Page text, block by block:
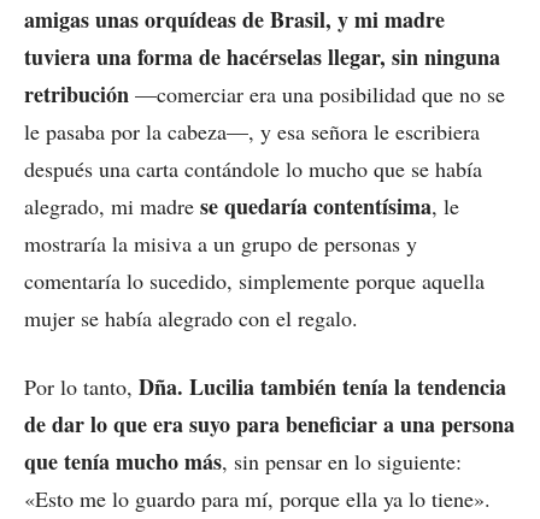
amigas unas orquídeas de Brasil, y mi madre
tuviera una forma de hacérselas llegar, sin ninguna
retribución —comerciar era una posibilidad que no se
le pasaba por la cabeza—, y esa señora le escribiera
después una carta contándole lo mucho que se había
alegrado, mi madre se quedaría contentísima, le
mostraría la misiva a un grupo de personas y
comentaría lo sucedido, simplemente porque aquella
mujer se había alegrado con el regalo.
Por lo tanto, Dña. Lucilia también tenía la tendencia
de dar lo que era suyo para beneficiar a una persona
que tenía mucho más, sin pensar en lo siguiente:
«Esto me lo guardo para mí, porque ella ya lo tiene».